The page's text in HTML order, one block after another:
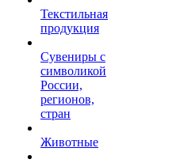
Текстильная
продукция
Сувениры с
символикой
России,
регионов,
стран
Животные